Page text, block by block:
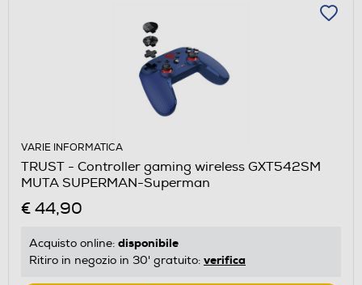
VARIE INFORMATICA
TRUST - Controller gaming wireless GXT542SM
MUTA SUPERMAN-Superman
€ 44,90
Acquisto online: disponibile
Ritiro in negozio in 30' gratuito: verifica